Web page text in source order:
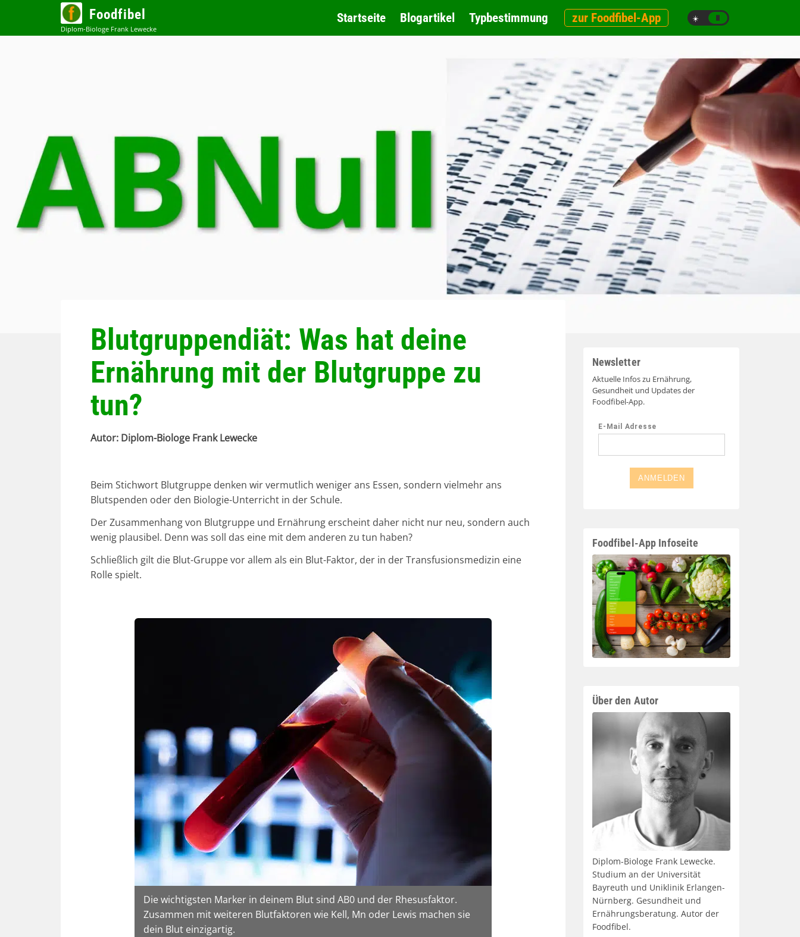
Foodfibel Startseite Blogartikel Typbestimmung zur Foodfibel-App ☀️ 🌙
Blutgruppendiät: Was hat deine
Ernährung mit der Blutgruppe zu
tun?
Beim Stichwort Blutgruppe denken wir vermutlich weniger ans Essen, sondern vielmehr ans
Blutspenden oder den Biologie-Unterricht in der Schule.
Der Zusammenhang von Blutgruppe und Ernährung erscheint daher nicht nur neu, sondern auch
wenig plausibel. Denn was soll das eine mit dem anderen zu tun haben?
Schließlich gilt die Blut-Gruppe vor allem als ein Blut-Faktor, der in der Transfusionsmedizin eine
Rolle spielt.
Die wichtigsten Marker in deinem Blut sind AB0 und der Rhesusfaktor.
Zusammen mit weiteren Blutfaktoren wie Kell, Mn oder Lewis machen sie
dein Blut einzigartig.
Newsletter
Aktuelle Infos zu Ernährung,
Gesundheit und Updates der
Foodfibel-App.
Foodfibel-App Infoseite
Über den Autor
Diplom-Biologe Frank Lewecke.
Studium an der Universität
Bayreuth und Uniklinik Erlangen-
Nürnberg. Gesundheit und
Ernährungsberatung. Autor der
Foodfibel.